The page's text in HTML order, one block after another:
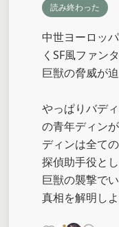
読み終わった
中世ヨーロッ
くSF風ファン
巨獣の脅威が
やっぱりバデ
の青年ディン
ディンは全て
探偵助手役と
巨獣の襲撃で
真相を解明し